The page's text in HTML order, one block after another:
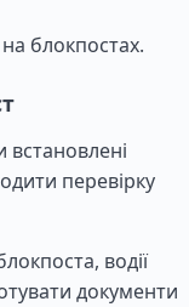
блокпостах.
встановлені
перевірку
водії
документи